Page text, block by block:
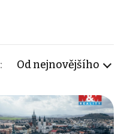
Od nejnovějšího